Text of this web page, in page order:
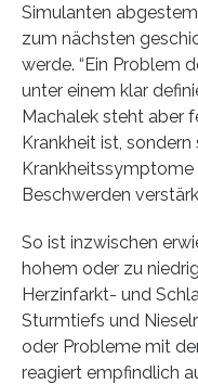
Simulanten
zum nächsten
werde. “Ein Problem
unter einem klar
Machalek steht aber
Krankheit ist, sondern
Beschwerden
So ist inzwischen
hohem oder zu
Herzinfarkt- und
Sturmtiefs und
oder Probleme mit
reagiert empfindlich